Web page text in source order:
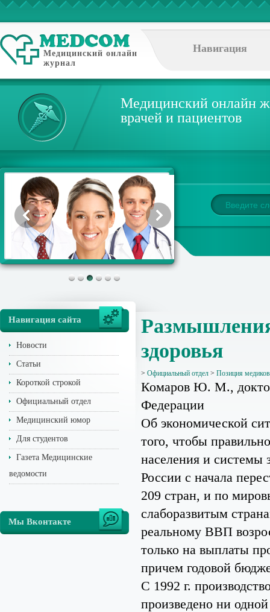
Медицинский онлайн
журнал
Навигация
Медицинский онлайн
врачей и пациентов
Навигация сайта
Новости
Статьи
Короткой строкой
Официальный отдел
Медицинский юмор
Для студентов
Газета Медицинские
ведомости
Мы Вконтакте
здоровья
> Официальный отдел > Позиция медиков
Комаров Ю. М.,
Федерации
Об экономической
того, чтобы
населения и системы
России с начала
209 стран, и по
слаборазвитым
реальному ВВП
только на выплаты
причем годовой
С 1992 г.
произведено ни